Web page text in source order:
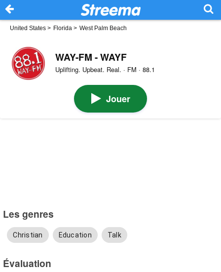
United States > Florida > West Palm Beach
WAY-FM - WAYF
Uplifting. Upbeat. Real. · FM · 88.1
Jouer
Les genres
Christian Education Talk
Évaluation